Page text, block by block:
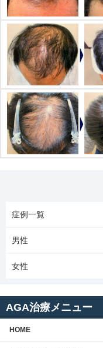
症例一覧
男性
女性
AGA治療メニュー
HOME